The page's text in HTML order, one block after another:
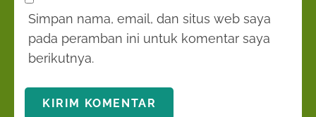
Simpan nama, email, dan situs web saya
pada peramban ini untuk komentar saya
berikutnya.